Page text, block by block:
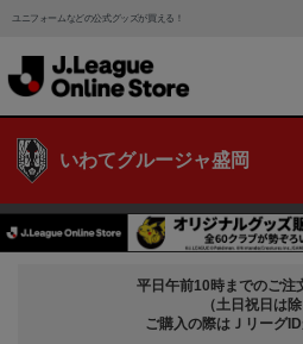
ユニフォームなどの公式グッズが買える！
いわてグルージャ盛岡
平日午前10時までのご注
（土日祝日は除
ご購入の際はＪリーグID